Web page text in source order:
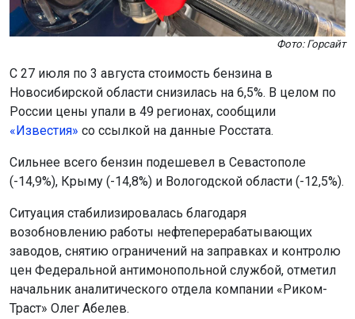
Фото: Горсайт
С 27 июля по 3 августа стоимость бензина в
Новосибирской области снизилась на 6,5%. В целом по
России цены упали в 49 регионах, сообщили
«Известия» со ссылкой на данные Росстата.
Сильнее всего бензин подешевел в Севастополе
(-14,9%), Крыму (-14,8%) и Вологодской области (-12,5%).
Ситуация стабилизировалась благодаря
возобновлению работы нефтеперерабатывающих
заводов, снятию ограничений на заправках и контролю
цен Федеральной антимонопольной службой, отметил
начальник аналитического отдела компании «Риком-
Траст» Олег Абелев.